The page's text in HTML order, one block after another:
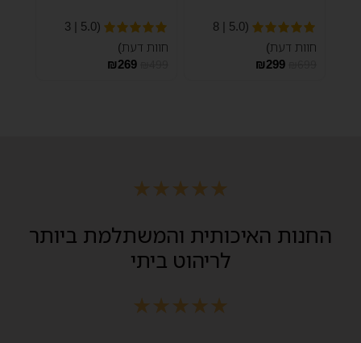
(5.0 | 8
חוות דעת)
₪299
(5.0 | 3
חוות דעת)
₪269
★
★
★
★
★
החנות האיכותית והמשתלמת ביותר
לריהוט ביתי
★
★
★
★
★